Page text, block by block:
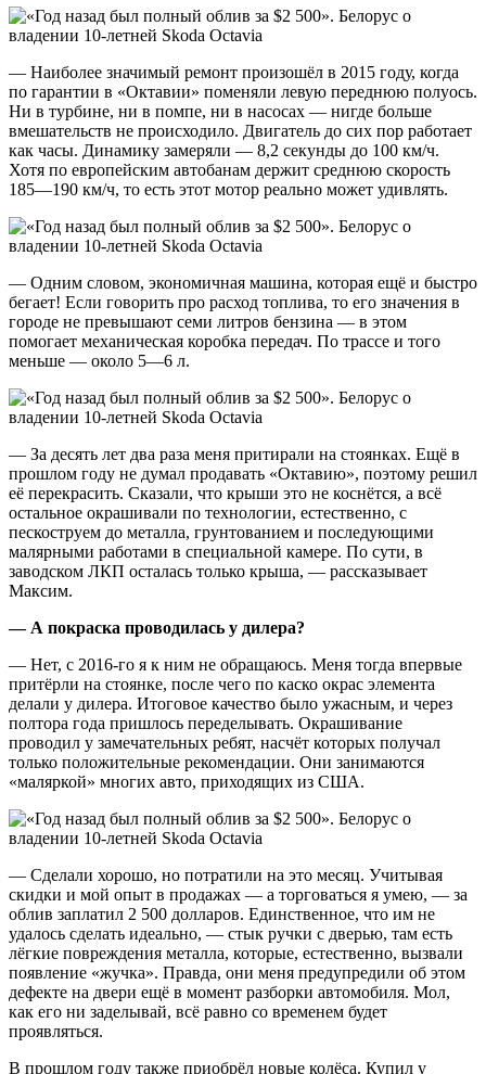
— Наиболее значимый ремонт произошёл в 2015 году, когда
по гарантии в «Октавии» поменяли левую переднюю полуось.
Ни в турбине, ни в помпе, ни в насосах — нигде больше
вмешательств не происходило. Двигатель до сих пор работает
как часы. Динамику замеряли — 8,2 секунды до 100 км/ч.
Хотя по европейским автобанам держит среднюю скорость
185—190 км/ч, то есть этот мотор реально может удивлять.
— Одним словом, экономичная машина, которая ещё и быстро
бегает! Если говорить про расход топлива, то его значения в
городе не превышают семи литров бензина — в этом
помогает механическая коробка передач. По трассе и того
меньше — около 5—6 л.
— За десять лет два раза меня притирали на стоянках. Ещё в
прошлом году не думал продавать «Октавию», поэтому решил
её перекрасить. Сказали, что крыши это не коснётся, а всё
остальное окрашивали по технологии, естественно, с
пескоструем до металла, грунтованием и последующими
малярными работами в специальной камере. По сути, в
заводском ЛКП осталась только крыша, — рассказывает
Максим.
— А покраска проводилась у дилера?
— Нет, с 2016-го я к ним не обращаюсь. Меня тогда впервые
притёрли на стоянке, после чего по каско окрас элемента
делали у дилера. Итоговое качество было ужасным, и через
полтора года пришлось переделывать. Окрашивание
проводил у замечательных ребят, насчёт которых получал
только положительные рекомендации. Они занимаются
«маляркой» многих авто, приходящих из США.
— Сделали хорошо, но потратили на это месяц. Учитывая
скидки и мой опыт в продажах — а торговаться я умею, — за
облив заплатил 2 500 долларов. Единственное, что им не
удалось сделать идеально, — стык ручки с дверью, там есть
лёгкие повреждения металла, которые, естественно, вызвали
появление «жучка». Правда, они меня предупредили об этом
дефекте на двери ещё в момент разборки автомобиля. Мол,
как его ни заделывай, всё равно со временем будет
проявляться.
В прошлом году также приобрёл новые колёса. Купил у